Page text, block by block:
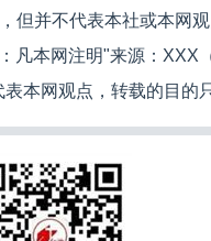
，但并不代表本社或本网
凡本网注明"来源：XXX
本网观点，转载的目的